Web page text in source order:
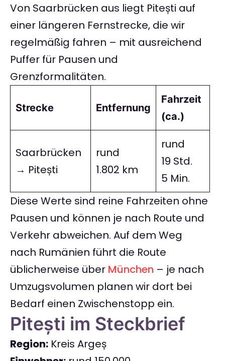
Von Saarbrücken aus liegt Pitești auf
einer längeren Fernstrecke, die wir
regelmäßig fahren – mit ausreichend
Puffer für Pausen und
Grenzformalitäten.
Strecke Entfernung
Fahrzeit
(ca.)
Saarbrücken
→ Pitești
rund
1.802 km
rund
19 Std.
5 Min.
Diese Werte sind reine Fahrzeiten ohne
Pausen und können je nach Route und
Verkehr abweichen. Auf dem Weg
nach Rumänien führt die Route
üblicherweise über München – je nach
Umzugsvolumen planen wir dort bei
Bedarf einen Zwischenstopp ein.
Pitești im Steckbrief
Region: Kreis Argeș